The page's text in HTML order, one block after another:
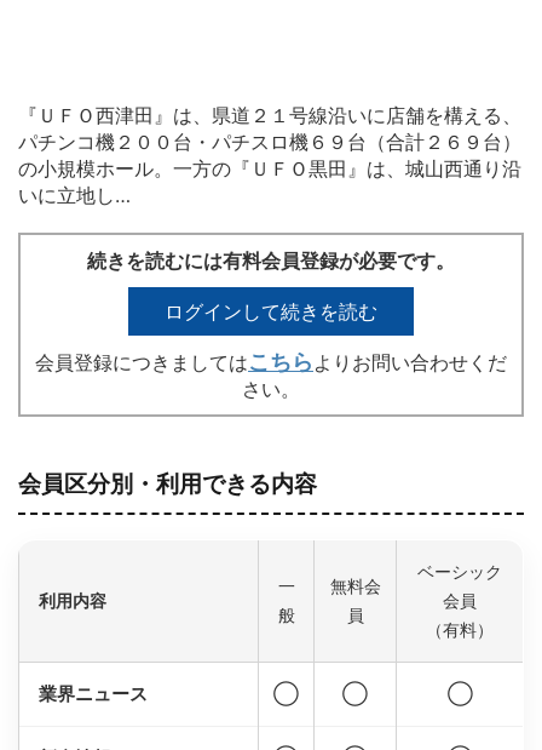
『ＵＦＯ西津田』は、県道２１号線沿いに店舗を構える、
パチンコ機２００台・パチスロ機６９台（合計２６９台）
の小規模ホール。一方の『ＵＦＯ黒田』は、城山西通り沿
いに立地し…
続きを読むには有料会員登録が必要です。
ログインして続きを読む
会員登録につきましてはこちら よりお問い合わせくだ
さい。
会員区分別・利用できる内容
利用内容
一
般
無料会
員
ベーシック
会員
（有料）
業界ニュース ◯ ◯ ◯